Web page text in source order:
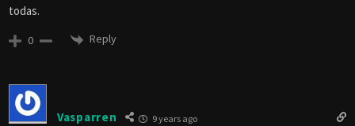
todas.
0 Reply
Vasparren 9 years ago